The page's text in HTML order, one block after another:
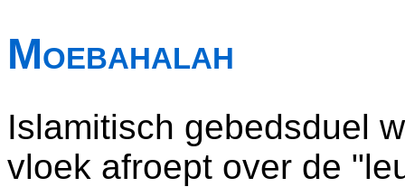
Moebahalah
Islamitisch gebedsduel
vloek afroept over de